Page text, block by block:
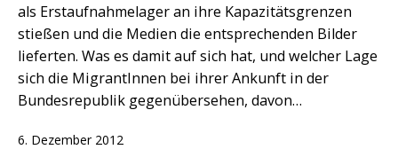
als Erstaufnahmelager an ihre Kapazitätsgrenzen
stießen und die Medien die entsprechenden Bilder
lieferten. Was es damit auf sich hat, und welcher Lage
sich die MigrantInnen bei ihrer Ankunft in der
Bundesrepublik gegenübersehen, davon…
Veröffentlicht
6. Dezember 2012